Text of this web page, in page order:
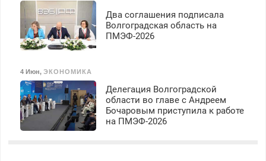
Два соглашения подписала
Волгоградская область на
ПМЭФ-2026
4 Июн, ЭКОНОМИКА
Делегация Волгоградской
области во главе с Андреем
Бочаровым приступила к работе
на ПМЭФ-2026